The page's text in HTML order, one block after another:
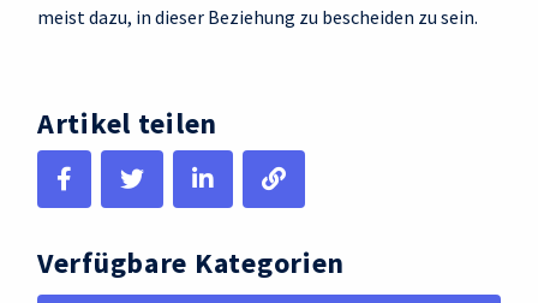
meist dazu, in dieser Beziehung zu bescheiden zu sein.
Artikel teilen
Verfügbare Kategorien